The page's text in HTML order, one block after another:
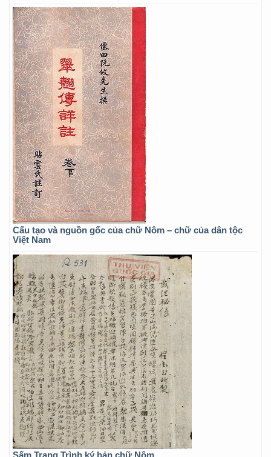
Cấu tạo và nguồn gốc của chữ Nôm – chữ của dân tộc
Việt Nam